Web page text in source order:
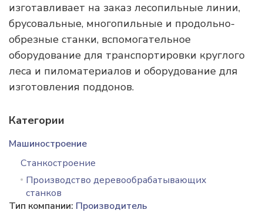
изготавливает на заказ лесопильные линии,
брусовальные, многопильные и продольно-
обрезные станки, вспомогательное
оборудование для транспортировки круглого
леса и пиломатериалов и оборудование для
изготовления поддонов.
Категории
Машиностроение
Станкостроение
Производство деревообрабатывающих
станков
Тип компании: Производитель